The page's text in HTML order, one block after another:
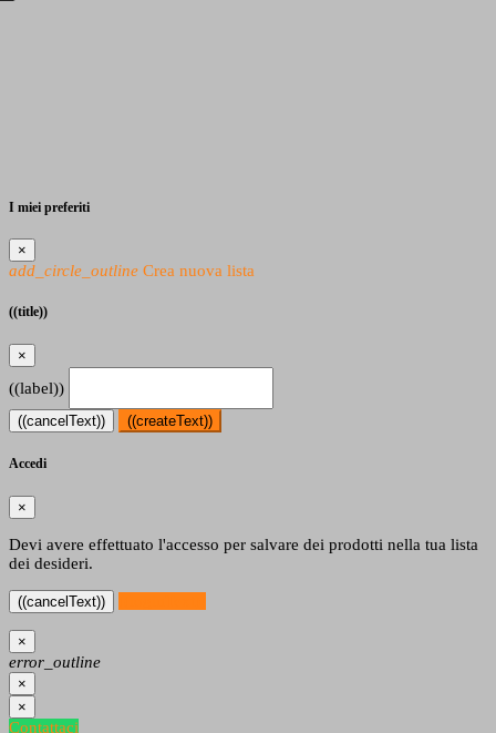
I miei preferiti
×
add_circle_outline Crea nuova lista
((title))
×
((label))
((cancelText)) ((createText))
Accedi
×
Devi avere effettuato l'accesso per salvare dei prodotti nella tua lista
dei desideri.
((cancelText))
×
error_outline
×
×
Contattaci